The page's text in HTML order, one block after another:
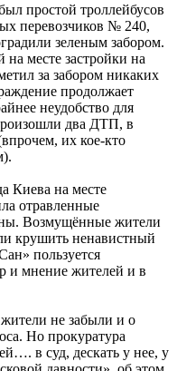
простой троллейбусов
перевозчиков № 240,
зеленым забором.
месте застройки на
за забором никаких
продолжает
неудобство для
два ДТП, в
их кое-кто
Киева на месте
отравленные
Возмущённые жители
крушить ненавистный
пользуется
и мнение жителей и в
не забыли и о
Но прокуратура
в суд, дескать у нее, у